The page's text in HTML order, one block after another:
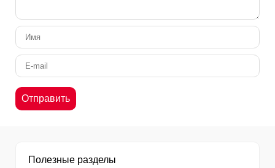
Полезные разделы